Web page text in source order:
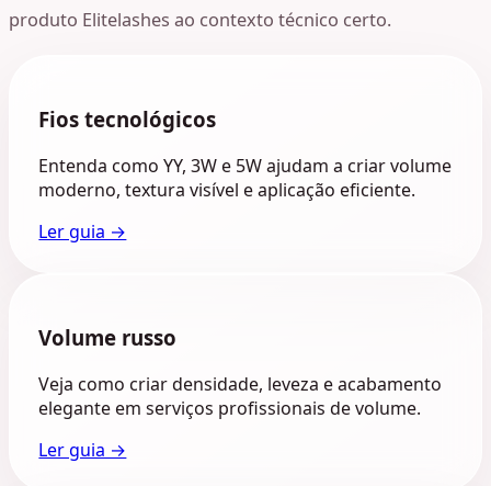
produto Elitelashes ao contexto técnico certo.
Fios tecnológicos
Entenda como YY, 3W e 5W ajudam a criar volume
moderno, textura visível e aplicação eficiente.
Ler guia →
Volume russo
Veja como criar densidade, leveza e acabamento
elegante em serviços profissionais de volume.
Ler guia →